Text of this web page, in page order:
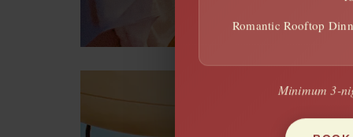
Romantic Rooftop
Minimum 3-